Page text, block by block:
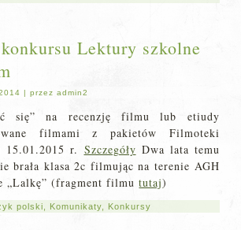
Lektury szkolne
|przez admin2
się” na recenzję filmu lub etiudy
filmami z pakietów Filmoteki
15.01.2015 r. Szczegóły Dwa lata temu
brała klasa 2c filmując na terenie AGH
„Lalkę” (fragment filmututaj)
polski Komunikaty Konkursy